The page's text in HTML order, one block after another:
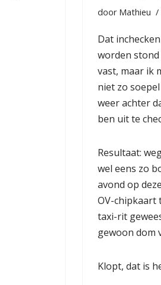
door Mathieu
Dat
worden
vast, maar ik
niet zo
weer achter
ben uit te
Resultaat:
wel eens zo
avond op
OV-chipkaart
taxi-rit
gewoon dom
Klopt, dat is